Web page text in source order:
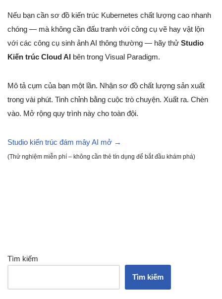
Nếu bạn cần sơ đồ kiến trúc Kubernetes chất lượng cao nhanh
chóng — mà không cần đấu tranh với công cụ vẽ hay vật lộn
với các công cụ sinh ảnh AI thông thường — hãy thử Studio
Kiến trúc Cloud AI bên trong Visual Paradigm.
Mô tả cụm của bạn một lần. Nhận sơ đồ chất lượng sản xuất
trong vài phút. Tinh chỉnh bằng cuộc trò chuyện. Xuất ra. Chèn
vào. Mở rộng quy trình này cho toàn đội.
Studio kiến trúc đám mây AI mở →
(Thử nghiệm miễn phí – không cần thẻ tín dụng để bắt đầu khám phá)
Tìm kiếm
Tìm kiếm